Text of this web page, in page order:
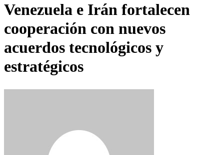
Venezuela e Irán fortalecen
cooperación con nuevos
acuerdos tecnológicos y
estratégicos